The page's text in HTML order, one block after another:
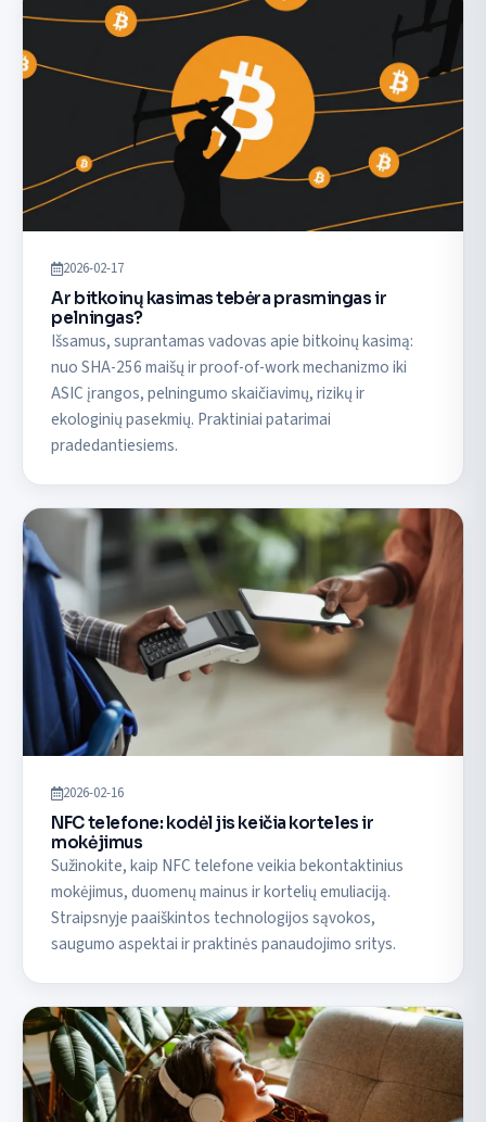
2026-02-17
Ar bitkoinų kasimas tebėra prasmingas ir
pelningas?
Išsamus, suprantamas vadovas apie bitkoinų kasimą:
nuo SHA-256 maišų ir proof-of-work mechanizmo iki
ASIC įrangos, pelningumo skaičiavimų, rizikų ir
ekologinių pasekmių. Praktiniai patarimai
pradedantiesiems.
2026-02-16
NFC telefone: kodėl jis keičia korteles ir
mokėjimus
Sužinokite, kaip NFC telefone veikia bekontaktinius
mokėjimus, duomenų mainus ir kortelių emuliaciją.
Straipsnyje paaiškintos technologijos sąvokos,
saugumo aspektai ir praktinės panaudojimo sritys.